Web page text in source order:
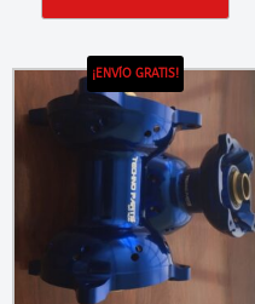
¡ENVÍO GRATIS!